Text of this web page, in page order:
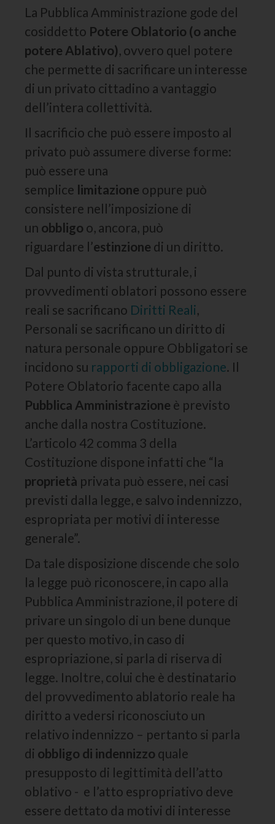
La Pubblica Amministrazione gode del
cosiddetto Potere Oblatorio (o anche
potere Ablativo), ovvero quel potere
che permette di sacrificare un interesse
di un privato cittadino a vantaggio
dell’intera collettività.
Il sacrificio che può essere imposto al
privato può assumere diverse forme:
può essere una
semplice limitazione oppure può
consistere nell’imposizione di
un obbligo o, ancora, può
riguardare l’estinzione di un diritto.
Dal punto di vista strutturale, i
provvedimenti oblatori possono essere
reali se sacrificano Diritti Reali,
Personali se sacrificano un diritto di
natura personale oppure Obbligatori se
incidono su rapporti di obbligazione. Il
Potere Oblatorio facente capo alla
Pubblica Amministrazione è previsto
anche dalla nostra Costituzione.
L’articolo 42 comma 3 della
Costituzione dispone infatti che “la
proprietà privata può essere, nei casi
previsti dalla legge, e salvo indennizzo,
espropriata per motivi di interesse
generale”.
Da tale disposizione discende che solo
la legge può riconoscere, in capo alla
Pubblica Amministrazione, il potere di
privare un singolo di un bene dunque
per questo motivo, in caso di
espropriazione, si parla di riserva di
legge. Inoltre, colui che è destinatario
del provvedimento ablatorio reale ha
diritto a vedersi riconosciuto un
relativo indennizzo – pertanto si parla
di obbligo di indennizzo quale
presupposto di legittimità dell’atto
oblativo - e l’atto espropriativo deve
essere dettato da motivi di interesse